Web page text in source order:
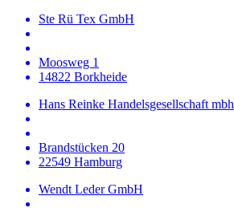
Ste Rü Tex GmbH
Moosweg 1
14822 Borkheide
Hans Reinke Handelsgesellschaft mbh
Brandstücken 20
22549 Hamburg
Wendt Leder GmbH